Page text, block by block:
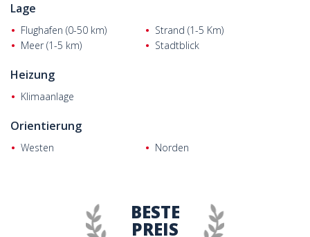
von Antalya. Nutzen Sie diese Gelegenheit und kontaktieren Sie
uns noch heute für weitere Details!
Lage
Flughafen (0-50 km)
Strand (1-5 Km)
Meer (1-5 km)
Stadtblick
Heizung
Klimaanlage
Orientierung
Westen Norden
BESTE
PREIS